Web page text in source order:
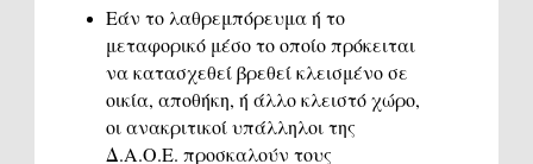
Εάν το λαθρεμπόρευμα ή το
μεταφορικό μέσο το οποίο πρόκειται
να κατασχεθεί βρεθεί κλεισμένο σε
οικία, αποθήκη, ή άλλο κλειστό χώρο,
οι ανακριτικοί υπάλληλοι της
Δ.Α.Ο.Ε. προσκαλούν τους